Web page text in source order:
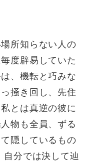
所知らない人の
度辟易していた
、機転と巧みな
掻き回し、先住
とは真逆の彼に
物も全員、ずる
隠しているもの
自分では決して辿